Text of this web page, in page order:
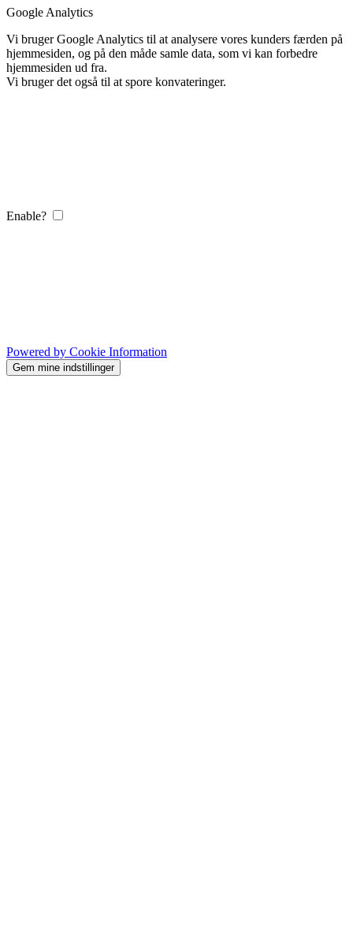
Google Analytics
Vi bruger Google Analytics til at analysere vores kunders færden på
hjemmesiden, og på den måde samle data, som vi kan forbedre
hjemmesiden ud fra.
Vi bruger det også til at spore konvateringer.
Enable?
Powered by Cookie Information
Gem mine indstillinger